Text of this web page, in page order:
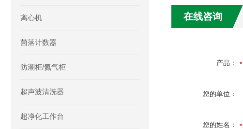
在线咨询
产品：
您的单位：
您的姓名：
离心机
菌落计数器
防潮柜/氮气柜
超声波清洗器
超净化工作台